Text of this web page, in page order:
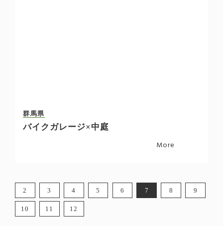
群馬県
バイクガレージ×中庭
More
2 3 4 5 6 7 8 9
10 11 12